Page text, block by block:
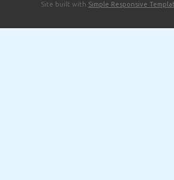
Site built with Simple Responsive